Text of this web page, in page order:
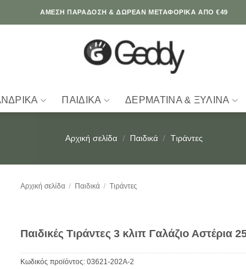
ΆΜΕΣΗ ΠΑΡΑΔΟΣΗ & ΔΩΡΕΑΝ ΜΕΤΑΦΟΡΙΚΑ ΑΠΟ €49
ΠΑΙΔΙΚΆ ΔΕΡΜΆΤΙΝΑ & ΞΎΛΙΝΑ
Αρχική σελίδα / Παιδικά / Tιράντες
Αρχική σελίδα / Παιδικά / Tιράντες
Παιδικές Τιράντες 3 κλιπ Γαλάζιο Αστέρια
Κωδικός προϊόντος: 03621-202A-2